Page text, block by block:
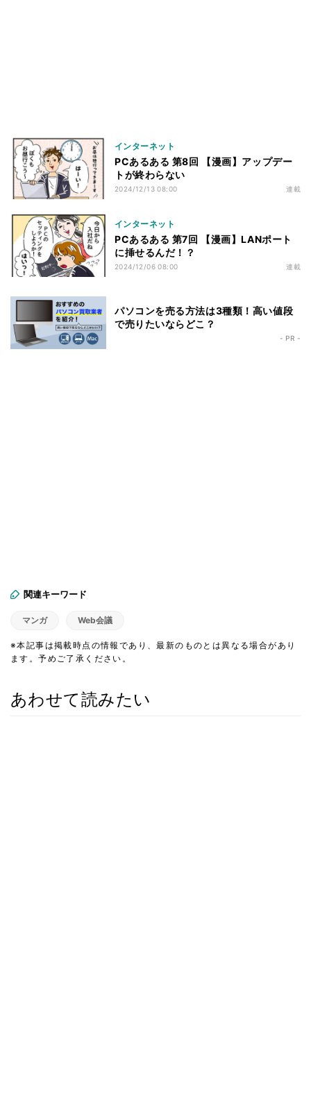
インターネット
PCあるある 第8回 【漫画】アップデー
トが終わらない
2024/12/13 08:00 連載
インターネット
PCあるある 第7回 【漫画】LANポート
に挿せるんだ！？
2024/12/06 08:00 連載
パソコンを売る方法は3種類！高い値段
で売りたいならどこ？
- PR -
関連キーワード
マンガ Web会議
※本記事は掲載時点の情報であり、最新のものとは異なる場合があり
ます。予めご了承ください。
あわせて読みたい